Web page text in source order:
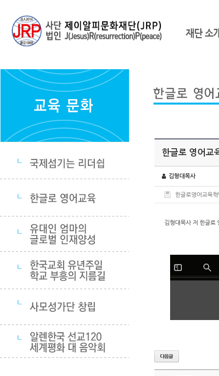
한글로 영어교
김형대목사
한글로영어교육
김형대목사 저 한글로